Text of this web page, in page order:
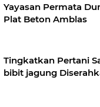
Yayasan Permata
Plat Beton Amblas
Tingkatkan Pertani
bibit jagung